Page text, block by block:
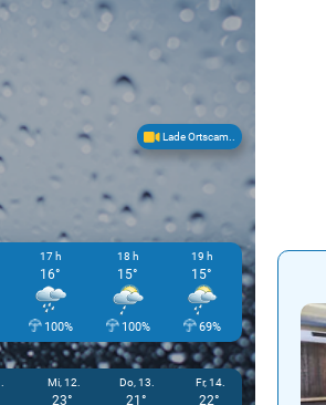
Lade Ortscam..
17 h
16°
100%
18 h
15°
100%
19 h
15°
69%
20 h
Mi, 12.
23°
Do, 13.
21°
Fr, 14.
22°